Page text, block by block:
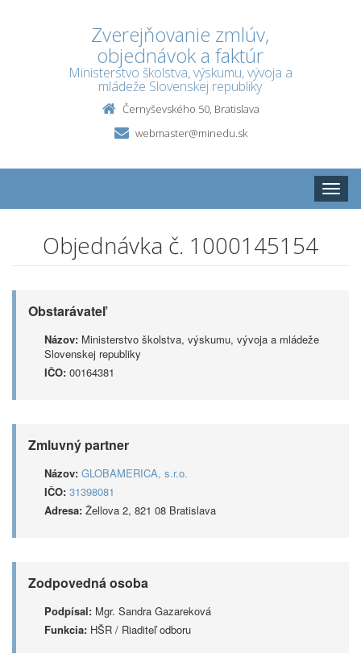
Zverejňovanie zmlúv,
objednávok a faktúr
Ministerstvo školstva, výskumu, vývoja a
mládeže Slovenskej republiky
Černyševského 50, Bratislava
webmaster@minedu.sk
Toggle
Objednávka č. 1000145154
Obstarávateľ
Názov: Ministerstvo školstva, výskumu, vývoja a mládeže
Slovenskej republiky
IČO: 00164381
Zmluvný partner
Názov: GLOBAMERICA, s.r.o.
IČO: 31398081
Adresa: Žellova 2, 821 08 Bratislava
Zodpovedná osoba
Podpísal: Mgr. Sandra Gazareková
Funkcia: HŠR / Riaditeľ odboru